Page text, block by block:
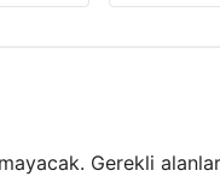
Gerekli alanlar